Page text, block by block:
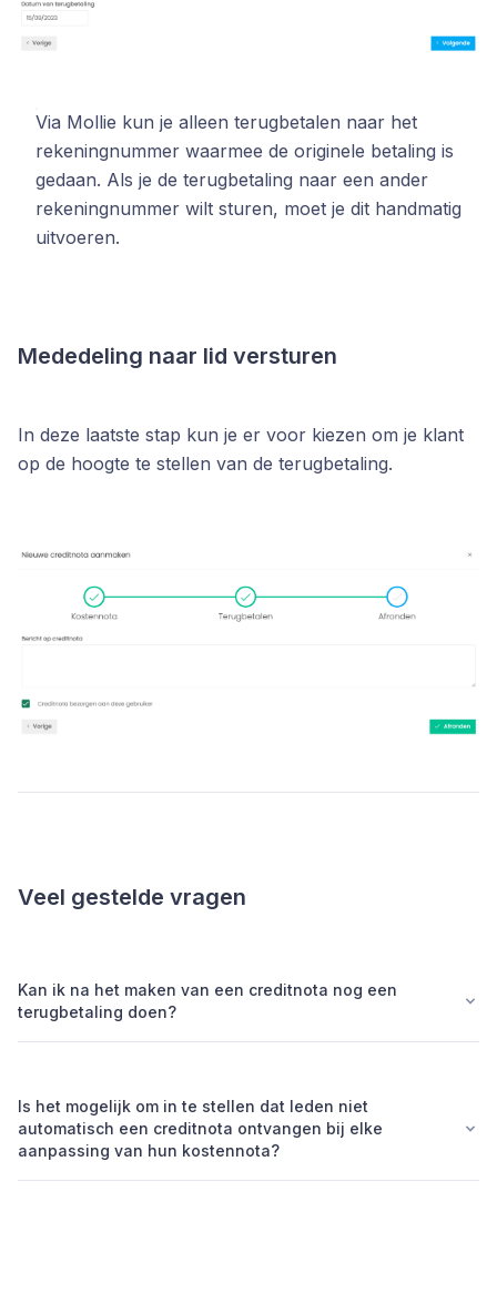
Via Mollie kun je alleen terugbetalen naar het
rekeningnummer waarmee de originele betaling is
gedaan. Als je de terugbetaling naar een ander
rekeningnummer wilt sturen, moet je dit handmatig
uitvoeren.
Mededeling naar lid versturen
In deze laatste stap kun je er voor kiezen om je klant
op de hoogte te stellen van de terugbetaling.
Veel gestelde vragen
Kan ik na het maken van een creditnota nog een
terugbetaling doen?
Is het mogelijk om in te stellen dat leden niet
automatisch een creditnota ontvangen bij elke
aanpassing van hun kostennota?